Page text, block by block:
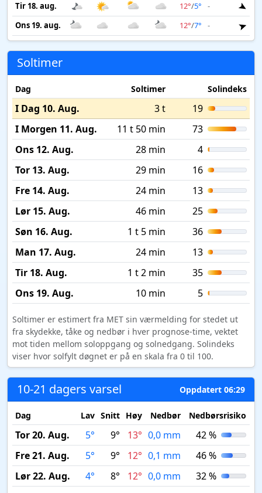
Tir 18. aug.
12°/5° -
Ons 19. aug.
12°/7° -
Soltimer
Dag Soltimer Solindeks
I Dag 10. Aug. 3 t
19
I Morgen 11. Aug.
11 t 50 min
73
Ons 12. Aug.
28 min
4
Tor 13. Aug.
29 min
16
Fre 14. Aug.
24 min
13
Lør 15. Aug.
46 min
25
Søn 16. Aug.
1 t 5 min
36
Man 17. Aug.
24 min
13
Tir 18. Aug.
1 t 2 min
35
Ons 19. Aug.
10 min 5
Soltimer er estimert fra MET sin værmelding for stedet ut
fra skydekke, tåke og nedbør i hver prognose-time, vektet
mot tiden mellom soloppgang og solnedgang. Solindeks
viser hvor solfylt døgnet er på en skala fra 0 til 100.
10-21 dagers varsel Oppdatert 06:29
Dag Lav Snitt Høy Nedbør Nedbørsrisiko
Tor 20. Aug. 5° 9° 13° 0,0 mm
42 %
Fre 21. Aug.
5° 9° 12° 0,1 mm
46 %
Lør 22. Aug.
4° 8° 12° 0,0 mm
32 %